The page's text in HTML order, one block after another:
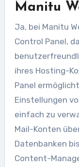
Manitu
Ja, bei Manitu
Control Panel,
ihres Hosting-
Panel
Einstellungen
einfach zu
Mail-Konten
Datenbanken
Content-